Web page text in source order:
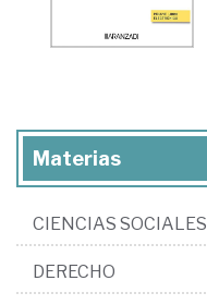
Materias
CIENCIAS SOCIALES
DERECHO